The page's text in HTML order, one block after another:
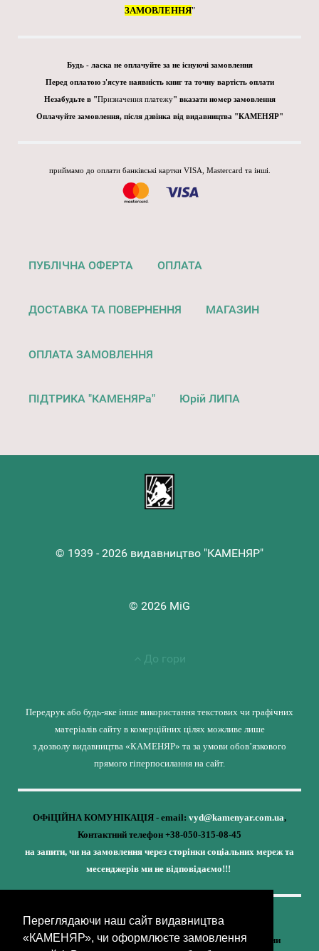
Переглядаючи наш сайт видавництва
«КАМЕНЯР», чи оформлюєте замовлення
ЗАМОВЛЕННЯ"
Будь - ласка не оплачуйте за не існуючі замовлення
Перед оплатою з'ясуте наявність книг та точну вартість оплати
Незабудьте в "Призначення платежу" вказати номер замовлення
Оплачуйте замовлення, після дзвінка від видавництва "КАМЕНЯР"
приймамо до оплати банківські картки VISA, Mastercard та інші.
ПУБЛІЧНА ОФЕРТА ОПЛАТА
ДОСТАВКА ТА ПОВЕРНЕННЯ МАГАЗИН
ОПЛАТА ЗАМОВЛЕННЯ
ПІДТРИКА "КАМЕНЯРа" Юрій ЛИПА
© 1939 - 2026 видавництво "КАМЕНЯР"
© 2026 MiG
До гори
Передрук або будь-яке інше використання текстових чи графічних
матеріалів сайту в комерційних цілях можливе лише
з дозволу видавництва «КАМЕНЯР» та за умови обов’язкового
прямого гіперпосилання на сайт.
ОФіЦІЙНА КОМУНІКАЦІЯ - email: vyd@kamenyar.com.ua,
Контактний телефон +38-050-315-08-45
на запити, чи на замовлення через сторінки соціальних мереж та
месенджерів ми не відповідаємо!!!
Кожне наше видання - це внесок у спротив,
у збереження ідентичності та неминучу перемогу України